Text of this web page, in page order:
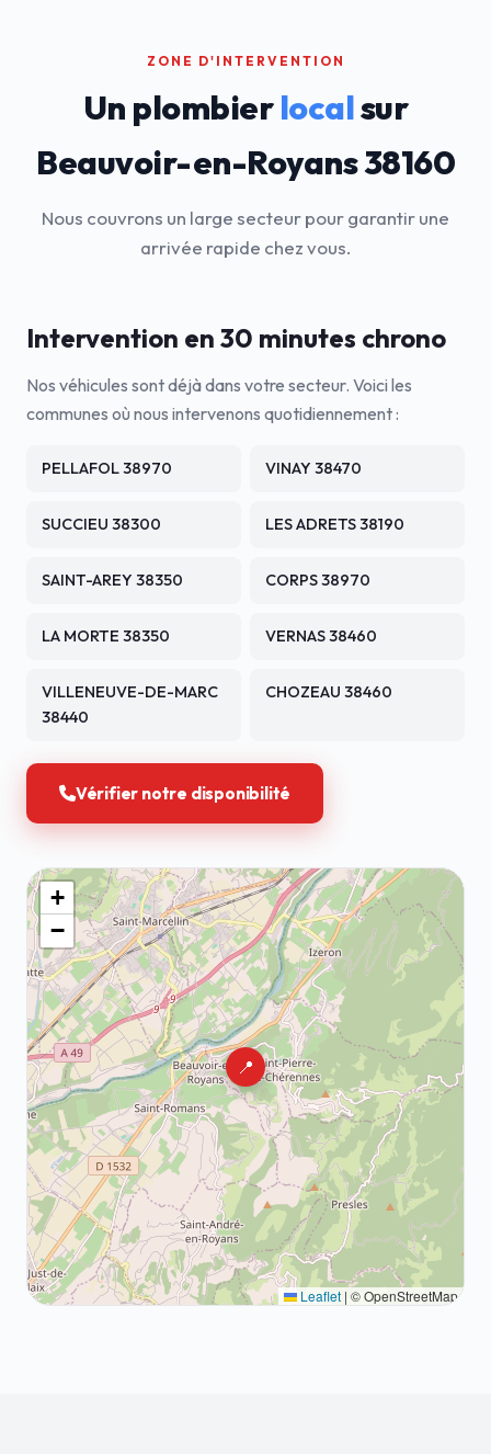
ZONE D'INTERVENTION
Un plombierlocalsur
Beauvoir-en-Royans 38160
Nous couvrons un large secteur pour garantir une
arrivée rapide chez vous.
Intervention en 30 minutes chrono
Nos véhicules sont déjà dans votre secteur. Voici les
communes où nous intervenons quotidiennement :
PELLAFOL 38970 VINAY 38470
SUCCIEU 38300 LES ADRETS 38190
SAINT-AREY 38350 CORPS 38970
LA MORTE 38350 VERNAS 38460
VILLENEUVE-DE-MARC
38440
CHOZEAU 38460
Vérifier notre disponibilité
📍
+
−
Leaflet | © OpenStreetMap